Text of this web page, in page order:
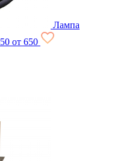
Лампа
от 650